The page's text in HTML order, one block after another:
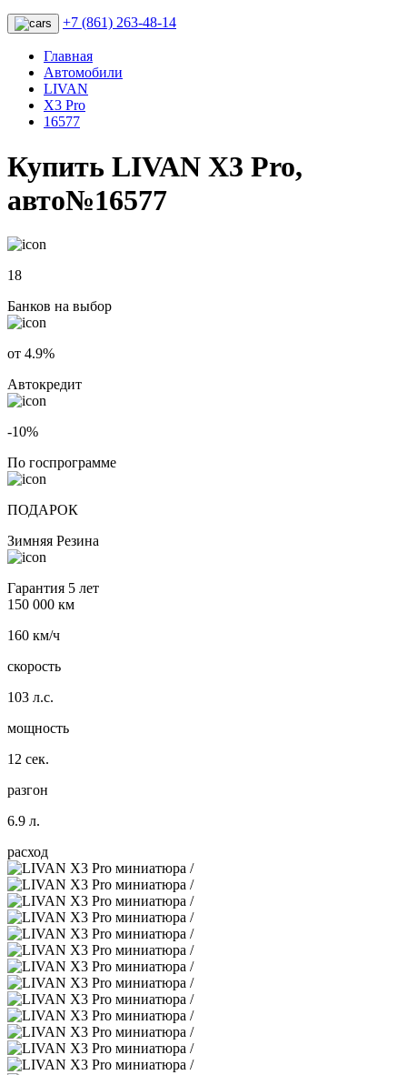
+7 (861) 263-48-14
Главная
Автомобили
LIVAN
X3 Pro
16577
Купить LIVAN X3 Pro,
авто№16577
18
Банков на выбор
от 4.9%
Автокредит
-10%
По госпрограмме
ПОДАРОК
Зимняя Резина
Гарантия 5 лет
150 000 км
160 км/ч
скорость
103 л.с.
мощность
12 сек.
разгон
6.9 л.
расход